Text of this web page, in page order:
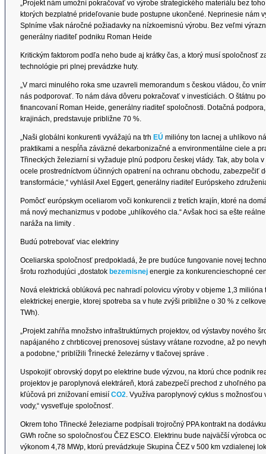
„Projekt nám umožní pokračovať vo výrobe strategického materiálu bez
ktorých bezplatné prideľovanie bude postupne ukončené. Neprinesie nám
Splníme však náročné požiadavky na nízkoemisnú výrobu. Bez veľmi
generálny riaditeľ podniku Roman Heide
Kritickým faktorom podľa neho bude aj krátky čas, a ktorý musí spoločnosť
technológie pri plnej prevádzke huty.
„V marci minulého roka sme uzavreli memorandum s českou vládou, čo
nás podporovať. To nám dáva dôveru pokračovať v investíciách. O štátnu
financovaní Roman Heide, generálny riaditeľ spoločnosti. Dotačná
krajinách, predstavuje približne 70 %.
„Naši globálni konkurenti vyvážajú na trh EÚ milióny ton lacnej a uhlíkovo
praktikami a nespĺňa záväzné dekarbonizačné a environmentálne ciele a
Třineckých železiarní si vyžaduje plnú podporu českej vlády. Tak, aby bola
ocele prostredníctvom účinných opatrení na ochranu obchodu, zabezpečiť
transformácie,“ vyhlásil Axel Eggert, generálny riaditeľ Európskeho
Pomôcť európskym oceliarom voči konkurencii z tretích krajín, ktoré na
má nový mechanizmus v podobe „uhlíkového cla.“ Avšak hoci sa ešte
naráža na limity .
Budú potrebovať viac elektriny
Oceliarska spoločnosť predpokladá, že pre budúce fungovanie novej
šrotu rozhodujúci „dostatok bezemisnej energie za konkurencieschopné
Nová elektrická oblúková pec nahradí polovicu výroby v objeme 1,3
elektrickej energie, ktorej spotreba sa v hute zvýši približne o 30 % z
TWh).
„Projekt zahŕňa množstvo infraštruktúrnych projektov, od výstavby nového
napájaného z chrbticovej prenosovej sústavy vrátane rozvodne, až po
a podobne,“ priblížili Ťrinecké železárny v tlačovej správe .
Uspokojiť obrovský dopyt po elektrine bude výzvou, na ktorú chce podnik
projektov je paroplynová elektráreň, ktorá zabezpečí prechod z uhoľného
kľúčová pri znižovaní emisií CO2. Využíva paroplynový cyklus s
vody,“ vysvetľuje spoločnosť.
Okrem toho Třinecké železiarne podpísali trojročný PPA kontrakt na
GWh ročne so spoločnosťou ČEZ ESCO. Elektrinu bude najväčší výrobca
výkonom 4,78 MWp, ktorú prevádzkuje Skupina ČEZ v 500 km vzdialenej